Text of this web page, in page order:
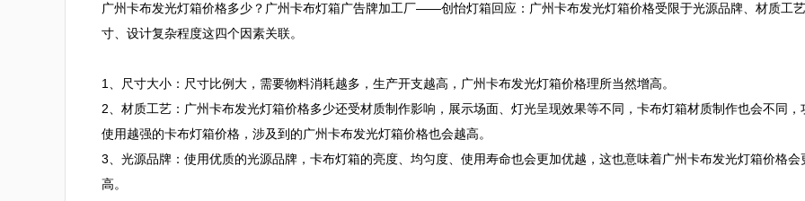
广州卡布发光灯箱价格多少？广州卡布灯箱广告牌加工厂——创怡灯箱回应：广州卡布发光灯箱价格受限于光源品牌、材质工
寸、设计复杂程度这四个因素关联。
1、尺寸大小：尺寸比例大，需要物料消耗越多，生产开支越高，广州卡布发光灯箱价格理所当然增高。
2、材质工艺：广州卡布发光灯箱价格多少还受材质制作影响，展示场面、灯光呈现效果等不同，卡布灯箱材质制作也会不同，
使用越强的卡布灯箱价格，涉及到的广州卡布发光灯箱价格也会越高。
3、光源品牌：使用优质的光源品牌，卡布灯箱的亮度、均匀度、使用寿命也会更加优越，这也意味着广州卡布发光灯箱价格会
高。